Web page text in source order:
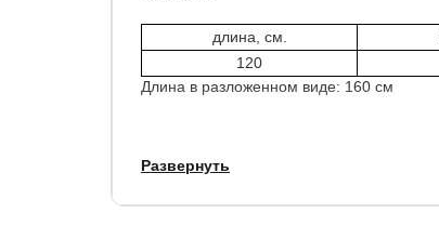
длина, см.
120
Длина в разложенном виде: 160 см
Вес: 60 кг.
Развернуть